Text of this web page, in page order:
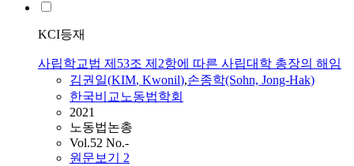
KCI등재
사립학교법 제53조 제2항에 따른 사립대학 총장의 해임
김권일(KIM, Kwonil),손종학(Sohn, Jong-Hak)
한국비교노동법학회
2021
노동법논총
Vol.52 No.-
원문보기 2